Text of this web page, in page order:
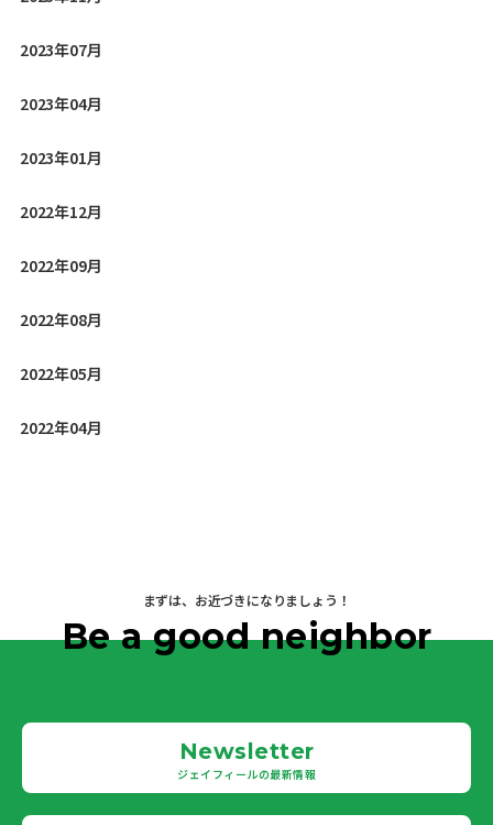
2023年07月
2023年04月
2023年01月
2022年12月
2022年09月
2022年08月
2022年05月
2022年04月
まずは、お近づきになりましょう！
Be a good neighbor
Newsletter
ジェイフィールの最新情報